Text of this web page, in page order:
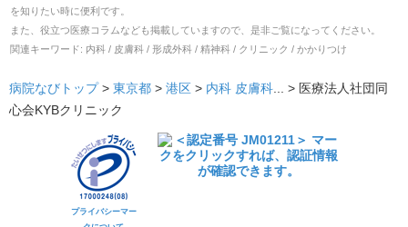
を知りたい時に便利です。
また、役立つ医療コラムなども掲載していますので、是非ご覧になってください。
関連キーワード: 内科 / 皮膚科 / 形成外科 / 精神科 / クリニック / かかりつけ
病院なびトップ > 東京都 > 港区 > 内科 皮膚科... > 医療法人社団同
心会KYBクリニック
プライバシーマー